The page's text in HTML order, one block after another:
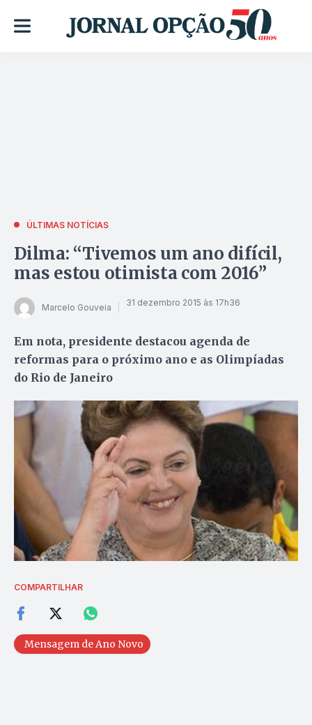
ÚLTIMAS NOTÍCIAS
Dilma: “Tivemos um ano difícil,
mas estou otimista com 2016”
Marcelo Gouveia 31 dezembro 2015 às 17h36
Em nota, presidente destacou agenda de
reformas para o próximo ano e as Olimpíadas
do Rio de Janeiro
COMPARTILHAR
Mensagem de Ano Novo